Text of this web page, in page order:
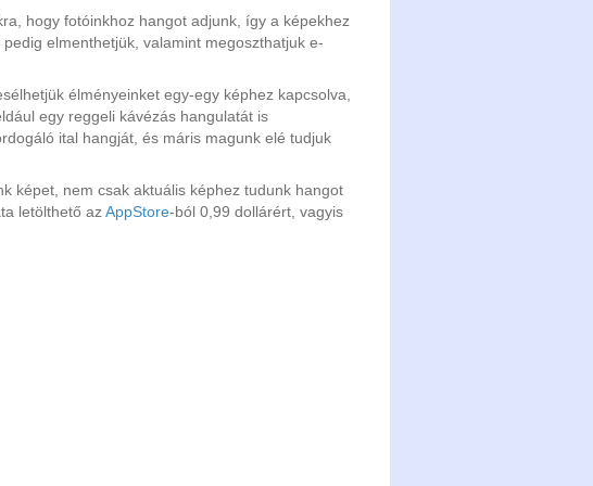
hogy fotóinkhoz hangot adjunk, így a képekhez
elmenthetjük, valamint megoszthatjuk e-
élményeinket egy-egy képhez kapcsolva,
egy reggeli kávézás hangulatát is
ital hangját, és máris magunk elé tudjuk
képet, nem csak aktuális képhez tudunk hangot
letölthető az AppStore-ból 0,99 dollárért, vagyis